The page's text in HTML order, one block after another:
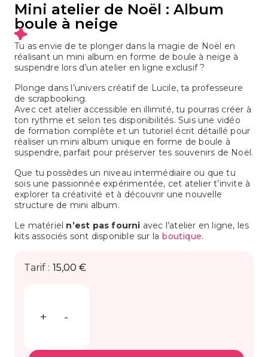
Mini atelier de Noël : Album
boule à neige
Tu as envie de te plonger dans la magie de Noël en
réalisant un mini album en forme de boule à neige à
suspendre lors d’un atelier en ligne exclusif ?
Plonge dans l’univers créatif de Lucile, ta professeure
de scrapbooking.
Avec cet atelier accessible en illimité, tu pourras créer à
ton rythme et selon tes disponibilités. Suis une vidéo
de formation complète et un tutoriel écrit détaillé pour
réaliser un mini album unique en forme de boule à
suspendre, parfait pour préserver tes souvenirs de Noël.
Que tu possèdes un niveau intermédiaire ou que tu
sois une passionnée expérimentée, cet atelier t’invite à
explorer ta créativité et à découvrir une nouvelle
structure de mini album.
Le matériel n’est pas fourni avec l’atelier en ligne, les
kits associés sont disponible sur la boutique.
Tarif : 15,00 €
+ -